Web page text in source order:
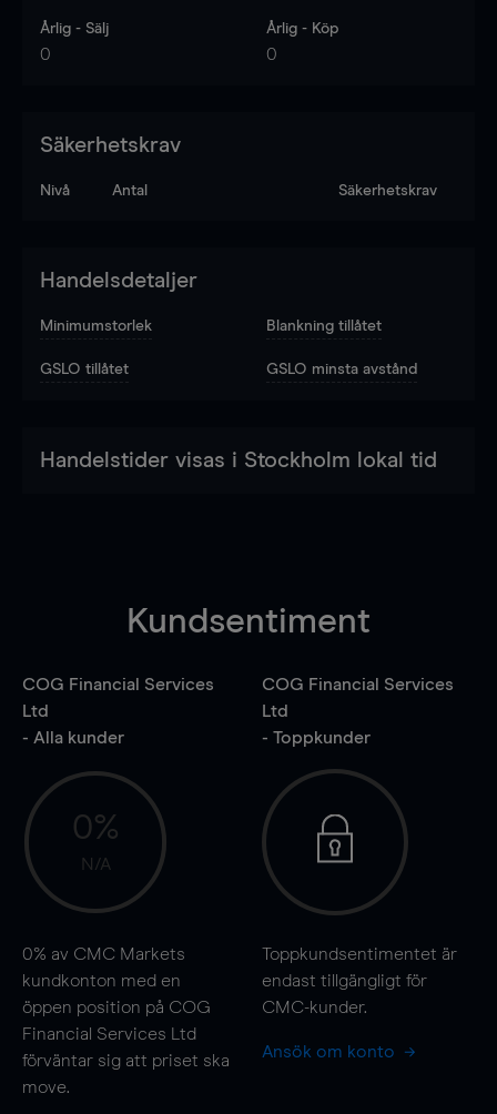
Årlig - Sälj
0
Årlig - Köp
0
Säkerhetskrav
Nivå Antal Säkerhetskrav
Handelsdetaljer
Minimumstorlek Blankning tillåtet
GSLO tillåtet GSLO minsta avstånd
Handelstider visas i Stockholm lokal tid
Kundsentiment
COG Financial Services
Ltd
- Alla kunder
0%
N/A
0% av CMC Markets
kundkonton med en
öppen position på COG
Financial Services Ltd
förväntar sig att priset ska
move.
COG Financial Services
Ltd
- Toppkunder
Toppkundsentimentet är
endast tillgängligt för
CMC-kunder.
Ansök om konto